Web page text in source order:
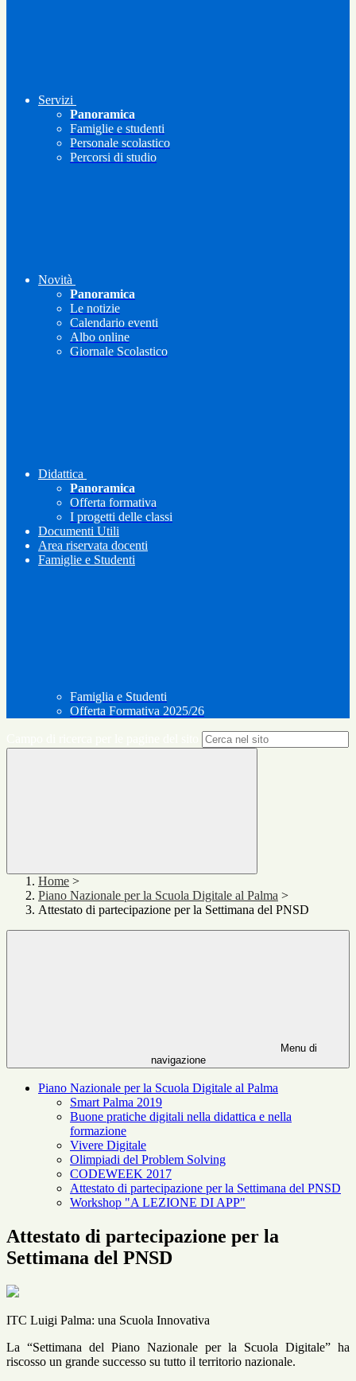
Servizi
Panoramica
Famiglie e studenti
Personale scolastico
Percorsi di studio
Novità
Panoramica
Le notizie
Calendario eventi
Albo online
Giornale Scolastico
Didattica
Panoramica
Offerta formativa
I progetti delle classi
Documenti Utili
Area riservata docenti
Famiglie e Studenti
Famiglia e Studenti
Offerta Formativa 2025/26
Home >
Piano Nazionale per la Scuola Digitale al Palma >
Attestato di partecipazione per la Settimana del PNSD
Menu di
navigazione
Piano Nazionale per la Scuola Digitale al Palma
Smart Palma 2019
Buone pratiche digitali nella didattica e nella
formazione
Vivere Digitale
Olimpiadi del Problem Solving
CODEWEEK 2017
Attestato di partecipazione per la Settimana del PNSD
Workshop "A LEZIONE DI APP"
Attestato di partecipazione per la
Settimana del PNSD
ITC Luigi Palma: una Scuola Innovativa
La “Settimana del Piano Nazionale per la Scuola Digitale” ha
riscosso un grande successo su tutto il territorio nazionale.